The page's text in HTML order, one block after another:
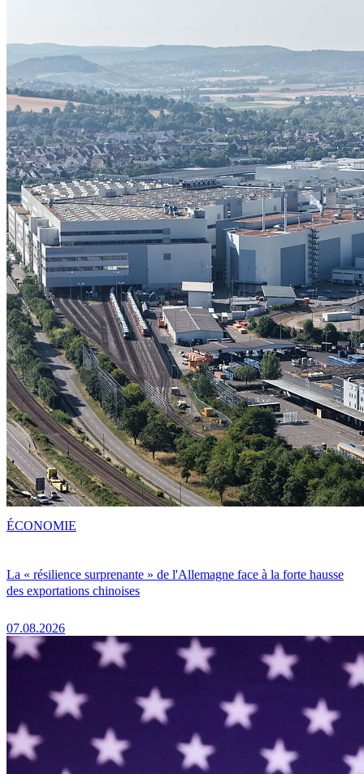
La « résilience surprenante » de l'Allemagne face à la forte hausse
des exportations chinoises
07.08.2026
ÉCONOMIE